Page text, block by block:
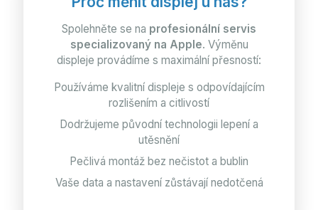
Spolehněte se na profesionální servis
specializovaný na Apple. Výměnu
displeje provádíme s maximální přesností:
Používáme kvalitní displeje s odpovídajícím
rozlišením a citlivostí
Dodržujeme původní technologii lepení a
utěsnění
Pečlivá montáž bez nečistot a bublin
Vaše data a nastavení zůstávají nedotčená